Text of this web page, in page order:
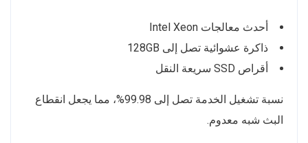
أحدث معالجات Intel Xeon
ذاكرة عشوائية تصل إلى 128GB
أقراص SSD سريعة النقل
نسبة تشغيل الخدمة تصل إلى 99.98%، مما يجعل انقطاع
البث شبه معدوم.